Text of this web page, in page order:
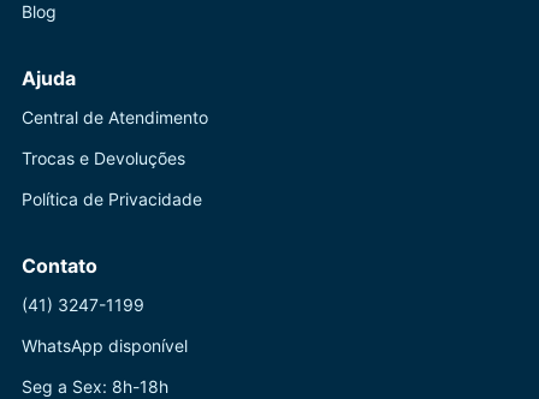
Blog
Ajuda
Central de Atendimento
Trocas e Devoluções
Política de Privacidade
Contato
(41) 3247-1199
WhatsApp disponível
Seg a Sex: 8h-18h